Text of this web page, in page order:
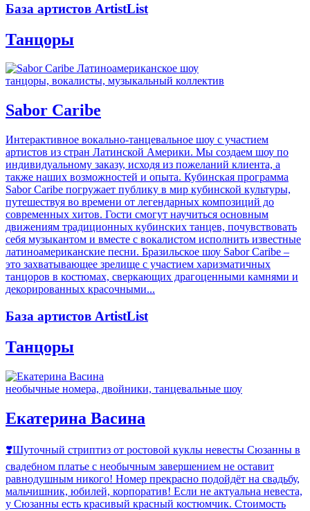
База артистов ArtistList
Танцоры
танцоры, вокалисты, музыкальный коллектив
Sabor Caribe
Интерактивное вокально-танцевальное шоу с участием
артистов из стран Латинской Америки. Мы создаем шоу по
индивидуальному заказу, исходя из пожеланий клиента, а
также наших возможностей и опыта. Кубинская программа
Sabor Caribe погружает публику в мир кубинской культуры,
путешествуя во времени от легендарных композиций до
современных хитов. Гости смогут научиться основным
движениям традиционных кубинских танцев, почувствовать
себя музыкантом и вместе с вокалистом исполнить известные
латиноамериканские песни. Бразильское шоу Sabor Caribe –
это захватывающее зрелище с участием харизматичных
танцоров в костюмах, сверкающих драгоценными камнями и
декорированных красочными...
База артистов ArtistList
Танцоры
необычные номера, двойники, танцевальные шоу
Екатерина Васина
❣️Шуточный стриптиз от ростовой куклы невесты Сюзанны в
свадебном платье с необычным завершением не оставит
равнодушным никого! Номер прекрасно подойдёт на свадьбу,
мальчишник, юбилей, корпоратив! Если не актуальна невеста,
у Сюзанны есть красивый красный костюмчик. Стоимость